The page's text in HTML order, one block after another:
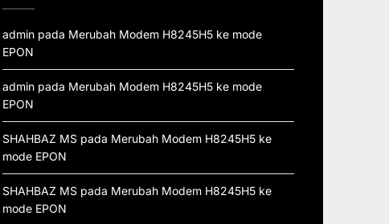
adminpada Merubah Modem H8245H5 ke mode
EPON
adminpada Merubah Modem H8245H5 ke mode
EPON
SHAHBAZ MSpada Merubah Modem H8245H5 ke
mode EPON
SHAHBAZ MSpada Merubah Modem H8245H5 ke
mode EPON